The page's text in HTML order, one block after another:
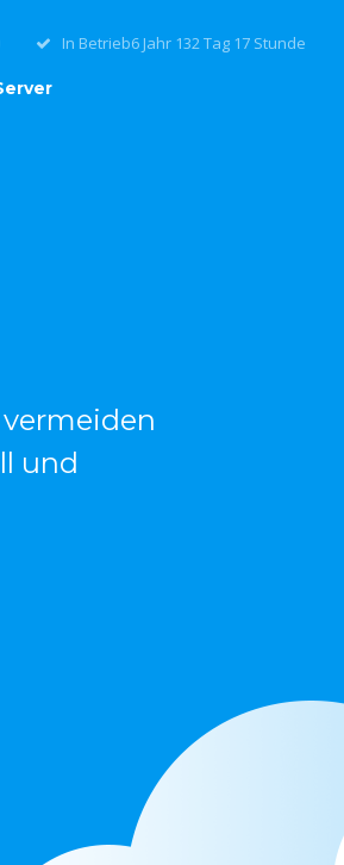
In Betrieb6 Jahr 132 Tag 17 Stunde
und